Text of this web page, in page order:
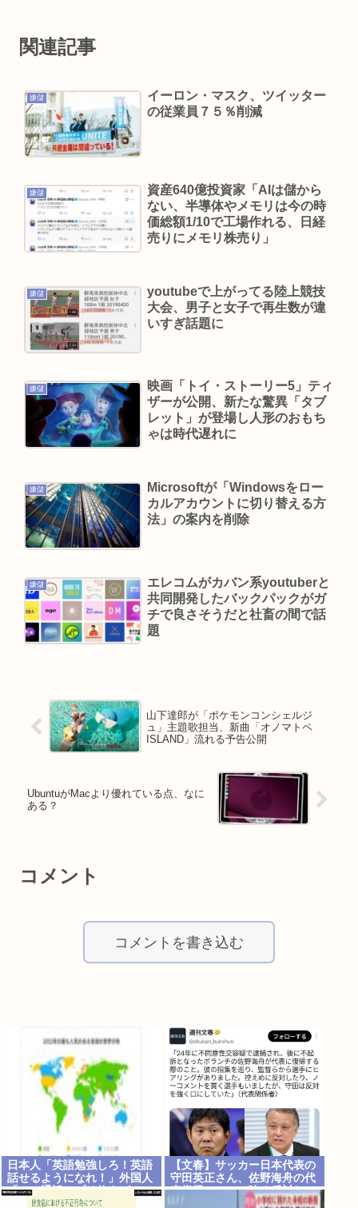
の不満にピシャリ 「じゃあやめれば？タバコなん
て家でだけ吸ってればいい」
って、煽りとか説教とか抜きに客観的意見くれる
人だけきてくれ
倉持由香、息子の「自閉スペクトラム症」診断に
は
脳の手術で正常な脳を摘出
江頭2:50さん、熊本でボランティア活動を全くや
【画像】田中みな実さん(39)、中出し婚した途端あ
っさりした顔になる
KIINA.こと氷川きよしさん、ライブを前にあたシ
Powered by livedoor 相互RSS
関連記事
嫌儲
イーロン・マスク、ツイッター
の従業員７５％削減
嫌儲
資産640億投資家「AIは儲から
ない、半導体やメモリは今の時
価総額1/10で工場作れる、日経
売りにメモリ株売り」
嫌儲
youtubeで上がってる陸上競技
大会、男子と女子で再生数が違
いすぎ話題に
嫌儲
映画「トイ・ストーリー5」ティ
ザーが公開、新たな驚異「タブ
レット」が登場し人形のおもち
ゃは時代遅れに
嫌儲
Microsoftが「Windowsをロー
カルアカウントに切り替える方
法」の案内を削除
嫌儲
エレコムがカバン系youtuberと
共同開発したバックパックがガ
チで良さそうだと社畜の間で話
題
山下達郎が「ポケモンコンシェルジ
ュ」主題歌担当、新曲「オノマトペ
ISLAND」流れる予告公開
UbuntuがMacより優れている点、なに
ある？
コメント
コメントを書き込む
日本人「英語勉強しろ！英語
話せるようになれ！」外国人
「AIで通訳アプリ使えばいい
じゃん」
【文春】サッカー日本代表の
守田英正さん、佐野海舟の代
表復帰について強く反対して
いた事が判明